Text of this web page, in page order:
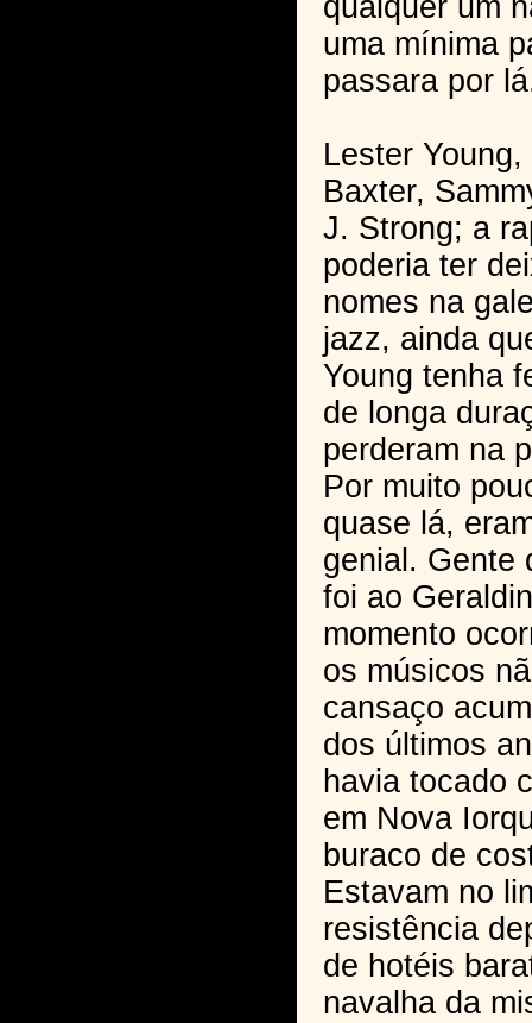
qualquer um
uma mínima
passara por
Lester
Baxter,
J. Strong; a
poderia ter
nomes na
jazz, ainda
Young tenha
de longa
perderam na
Por muito
quase lá,
genial. Gente
foi ao
momento
os músicos
cansaço
dos últimos
havia tocado
em Nova
buraco de
Estavam no
resistência
de hotéis
navalha da